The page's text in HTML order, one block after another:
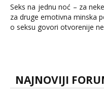
Seks na jednu noć – za
za druge emotivna minska
o seksu govori otvorenije
dalje izaziva burne
NAJNOVIJI